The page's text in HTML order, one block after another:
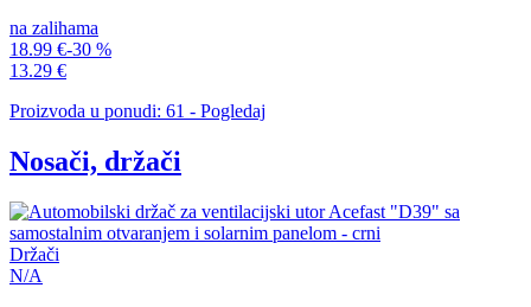
na zalihama
18.99 €-30 %
13.29 €
Proizvoda u ponudi: 61 - Pogledaj
Nosači, držači
Držači
N/A